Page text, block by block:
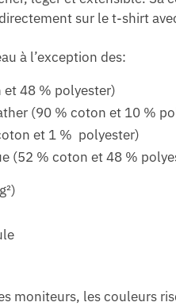
sur le t-shirt
à l’exception des:
48 % polyester)
(90 % coton et 10 %
et 1 % polyester)
(52 % coton et 48 %
moniteurs, les couleurs